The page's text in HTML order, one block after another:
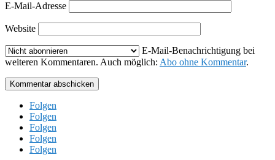
E-Mail-Adresse
Website
E-Mail-Benachrichtigung bei
weiteren Kommentaren. Auch möglich: Abo ohne Kommentar.
Kommentar abschicken
Folgen
Folgen
Folgen
Folgen
Folgen